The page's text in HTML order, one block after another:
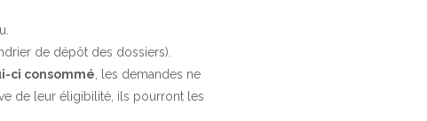
de dépôt des dossiers).
ci consommé , les demandes ne
de leur éligibilité, ils pourront les